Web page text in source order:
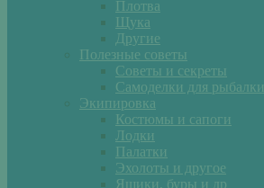
Плотва
Щука
Другие
Полезные советы
Советы и секреты
Самоделки для рыбалки
Экипировка
Костюмы и сапоги
Лодки
Палатки
Эхолоты и другое
Ящики, буры и др